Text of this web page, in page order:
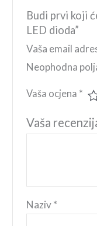
Budi prvi koji
LED dioda”
Vaša email
Neophodna
Vaša ocjena *
Vaša
Naziv*